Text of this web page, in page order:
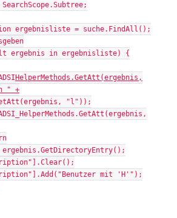
ergebnisliste = suche.FindAll();
ergebnis in ergebnisliste) {
HelperMethods.GetAtt(ergebnis,
" +
"l"));
mit 'H'");